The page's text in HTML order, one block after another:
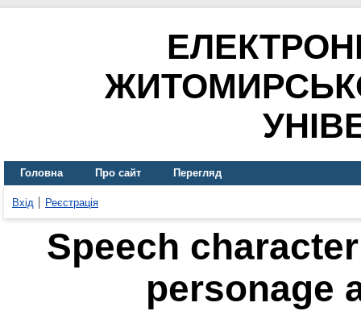
Головна Про сайт Перегляд
Вхід Реєстрація
Speech
personage